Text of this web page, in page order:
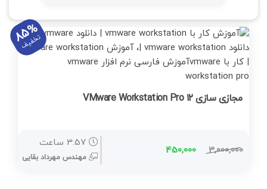
مجازی سازی
کامپتیا
85%
تخفیف
مجازی سازی ۱۲ VMware Workstation Pro
3,000,000
450,000
مهندس مهرداد بقایی